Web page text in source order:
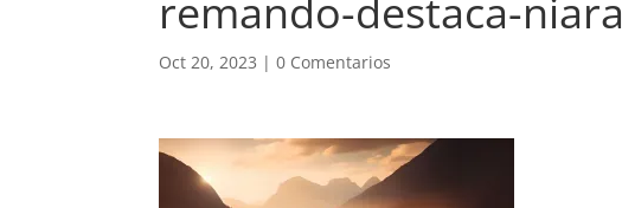
remando-destaca-niara
Oct 20, 2023 |0 Comentarios